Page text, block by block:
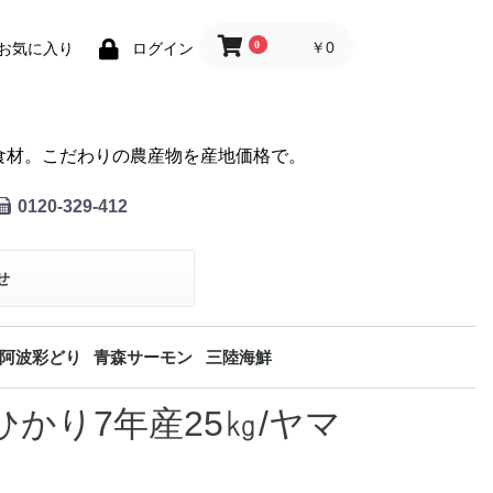
気に入り ログイン 0 ￥0
。 こだわりの農産物を産地価格で。
0120-329-412
阿波彩どり 青森サーモン 三陸海鮮
バチマグロ
天然本マグロ
タラバガニ
サンマ
かり7年産25㎏/ヤマ